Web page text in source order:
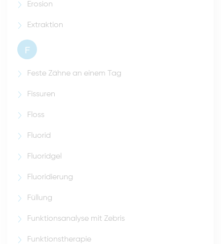
Erosion
Extraktion
F
Feste Zähne an einem Tag
Fissuren
Floss
Fluorid
Fluoridgel
Fluoridierung
Füllung
Funktionsanalyse mit Zebris
Funktionstherapie